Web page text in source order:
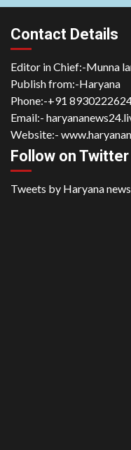
Contact Details
Editor in Chief:-Munna
Publish from:-Haryana
Phone:-+91
Email:-
Website:-
Follow on Twitter
Tweets by Haryana